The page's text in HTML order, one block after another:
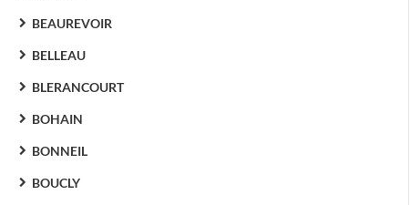
BEAUREVOIR
BELLEAU
BLERANCOURT
BOHAIN
BONNEIL
BOUCLY